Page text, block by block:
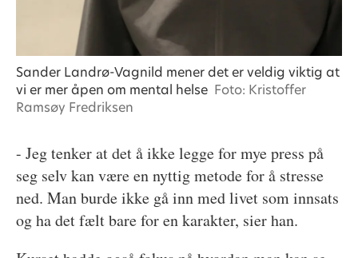
Sander Landrø-Vagnild mener det er veldig viktig at
vi er mer åpen om mental helse Foto: Kristoffer
Ramsøy Fredriksen
- Jeg tenker at det å ikke legge for mye press på
seg selv kan være en nyttig metode for å stresse
ned. Man burde ikke gå inn med livet som innsats
og ha det fælt bare for en karakter, sier han.